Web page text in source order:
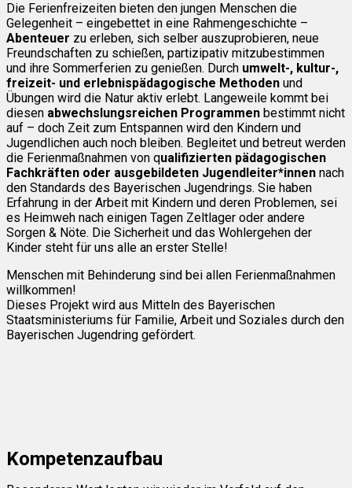
Die Ferienfreizeiten bieten den jungen Menschen die
Gelegenheit – eingebettet in eine Rahmengeschichte –
Abenteuer zu erleben, sich selber auszuprobieren, neue
Freundschaften zu schießen, partizipativ mitzubestimmen
und ihre Sommerferien zu genießen. Durch umwelt-, kultur-,
freizeit- und erlebnispädagogische Methoden und
Übungen wird die Natur aktiv erlebt. Langeweile kommt bei
diesen abwechslungsreichen Programmen bestimmt nicht
auf – doch Zeit zum Entspannen wird den Kindern und
Jugendlichen auch noch bleiben. Begleitet und betreut werden
die Ferienmaßnahmen von qualifizierten pädagogischen
Fachkräften oder ausgebildeten Jugendleiter*innen nach
den Standards des Bayerischen Jugendrings. Sie haben
Erfahrung in der Arbeit mit Kindern und deren Problemen, sei
es Heimweh nach einigen Tagen Zeltlager oder andere
Sorgen & Nöte. Die Sicherheit und das Wohlergehen der
Kinder steht für uns alle an erster Stelle!
Menschen mit Behinderung sind bei allen Ferienmaßnahmen
willkommen!
Dieses Projekt wird aus Mitteln des Bayerischen
Staatsministeriums für Familie, Arbeit und Soziales durch den
Bayerischen Jugendring gefördert.
Kompetenzaufbau